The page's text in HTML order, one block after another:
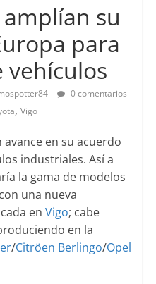
amplían su
para
vehículos
0 comentarios
, Vigo
avance en su acuerdo
industriales. Así a
la gama de modelos
una nueva
en Vigo; cabe
en la
/Citröen Berlingo/Opel